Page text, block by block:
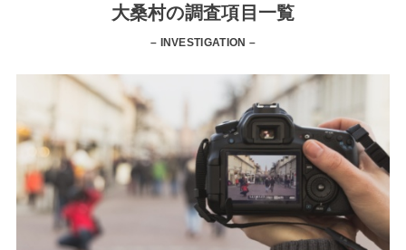
大桑村の調査項目一覧
– INVESTIGATION –